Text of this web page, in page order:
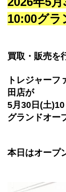
10:00グラ
買取・販売を
トレジャーフ
田店が
5月30日(土)10
グランドオー
本日はオープ